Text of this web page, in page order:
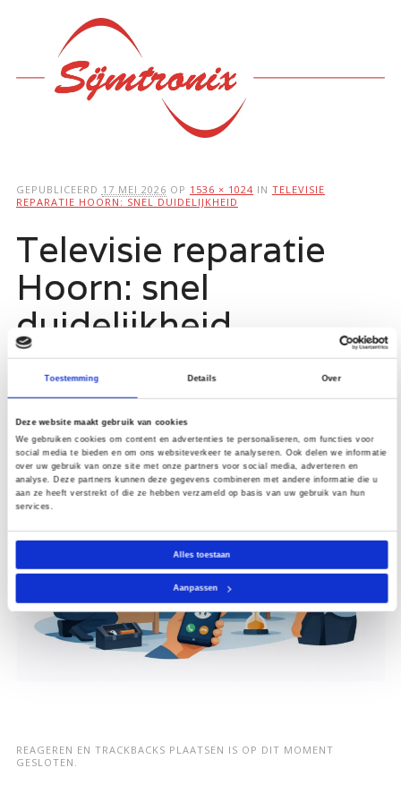
Toestemming Details Over
Deze website maakt gebruik van cookies
We gebruiken cookies om content en advertenties te personaliseren, om functies voor
social media te bieden en om ons websiteverkeer te analyseren. Ook delen we informatie
over uw gebruik van onze site met onze partners voor social media, adverteren en
analyse. Deze partners kunnen deze gegevens combineren met andere informatie die u
aan ze heeft verstrekt of die ze hebben verzameld op basis van uw gebruik van hun
services.
Alles toestaan
Aanpassen
Hoofdmenu
GEPUBLICEERD 17 MEI 2026 OP 1536 × 1024 IN TELEVISIE
REPARATIE HOORN: SNEL DUIDELIJKHEID
Televisie reparatie
Hoorn: snel
duidelijkheid
REAGEREN EN TRACKBACKS PLAATSEN IS OP DIT MOMENT
GESLOTEN.